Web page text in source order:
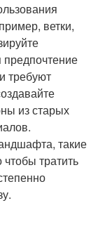
ветки,
предпочтение
требуют
из старых
такие
тратить